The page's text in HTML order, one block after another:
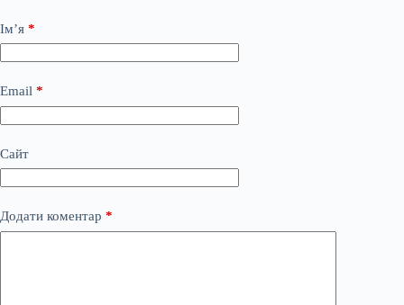
Ім’я *
Email *
Сайт
Додати коментар *